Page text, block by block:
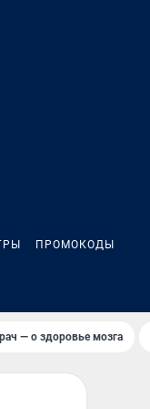
ПРОМОКОДЫ
— о здоровье мозга